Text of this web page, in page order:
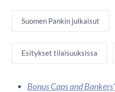
Suomen Pankin julkaisut
Esitykset tilaisuuksissa
Bonus Caps and